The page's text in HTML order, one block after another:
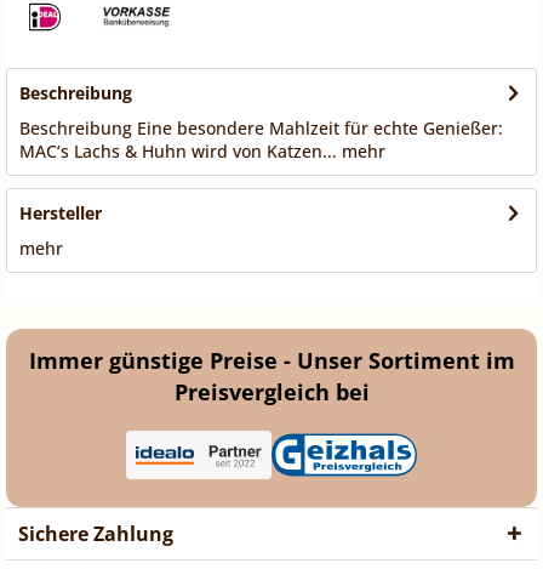
Beschreibung
Beschreibung Eine besondere Mahlzeit für echte Genießer:
MAC‘s Lachs & Huhn wird von Katzen... mehr
Hersteller
mehr
Immer günstige Preise - Unser Sortiment im
Preisvergleich bei
Sichere Zahlung